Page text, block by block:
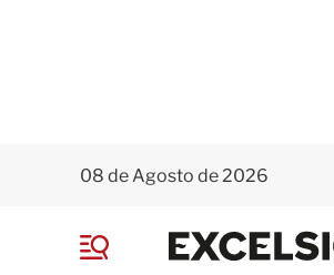
08 de Agosto de 2026